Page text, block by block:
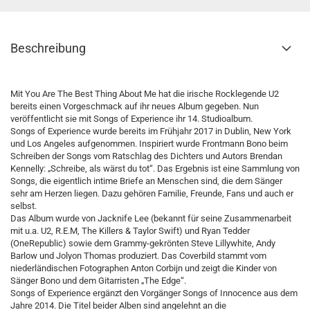
Beschreibung
Mit You Are The Best Thing About Me hat die irische Rocklegende U2
bereits einen Vorgeschmack auf ihr neues Album gegeben. Nun
veröffentlicht sie mit Songs of Experience ihr 14. Studioalbum.
Songs of Experience wurde bereits im Frühjahr 2017 in Dublin, New York
und Los Angeles aufgenommen. Inspiriert wurde Frontmann Bono beim
Schreiben der Songs vom Ratschlag des Dichters und Autors Brendan
Kennelly: „Schreibe, als wärst du tot“. Das Ergebnis ist eine Sammlung von
Songs, die eigentlich intime Briefe an Menschen sind, die dem Sänger
sehr am Herzen liegen. Dazu gehören Familie, Freunde, Fans und auch er
selbst.
Das Album wurde von Jacknife Lee (bekannt für seine Zusammenarbeit
mit u.a. U2, R.E.M, The Killers & Taylor Swift) und Ryan Tedder
(OneRepublic) sowie dem Grammy-gekrönten Steve Lillywhite, Andy
Barlow und Jolyon Thomas produziert. Das Coverbild stammt vom
niederländischen Fotographen Anton Corbijn und zeigt die Kinder von
Sänger Bono und dem Gitarristen „The Edge“.
Songs of Experience ergänzt den Vorgänger Songs of Innocence aus dem
Jahre 2014. Die Titel beider Alben sind angelehnt an die